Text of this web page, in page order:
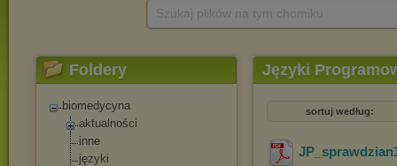
Foldery
biomedycyna
aktualności
inne
języki
Języki
sortuj według: